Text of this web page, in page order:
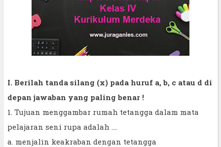
I. Berilah tanda silang (x) pada huruf a, b, c atau d di
depan jawaban yang paling benar !
1. Tujuan menggambar rumah tetangga dalam mata
pelajaran seni rupa adalah ....
a. menjalin keakraban dengan tetangga